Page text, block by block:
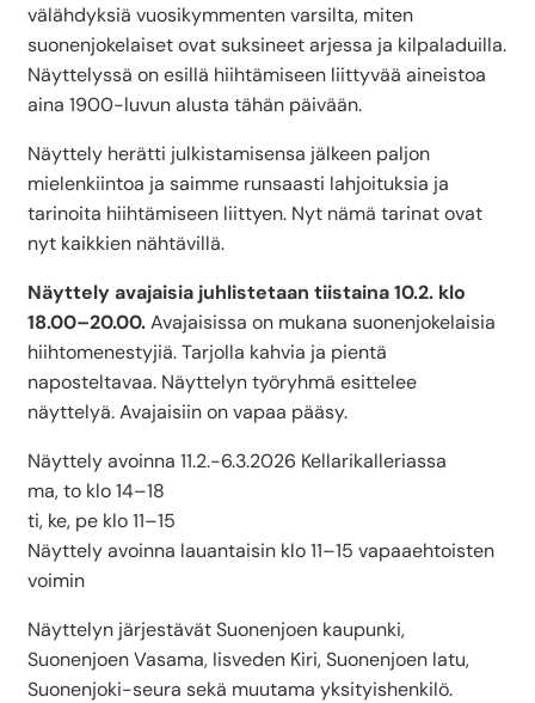
välähdyksiä vuosikymmenten varsilta, miten
suonenjokelaiset ovat suksineet arjessa ja kilpaladuilla.
Näyttelyssä on esillä hiihtämiseen liittyvää aineistoa
aina 1900-luvun alusta tähän päivään.
Näyttely herätti julkistamisensa jälkeen paljon
mielenkiintoa ja saimme runsaasti lahjoituksia ja
tarinoita hiihtämiseen liittyen. Nyt nämä tarinat ovat
nyt kaikkien nähtävillä.
Näyttely avajaisia juhlistetaan tiistaina 10.2. klo
18.00–20.00.Avajaisissa on mukana suonenjokelaisia
hiihtomenestyjiä. Tarjolla kahvia ja pientä
naposteltavaa. Näyttelyn työryhmä esittelee
näyttelyä. Avajaisiin on vapaa pääsy.
Näyttely avoinna 11.2.-6.3.2026 Kellarikalleriassa
ma, to klo 14–18
ti, ke, pe klo 11–15
Näyttely avoinna lauantaisin klo 11–15 vapaaehtoisten
voimin
Näyttelyn järjestävät Suonenjoen kaupunki,
Suonenjoen Vasama, Iisveden Kiri, Suonenjoen latu,
Suonenjoki-seura sekä muutama yksityishenkilö.